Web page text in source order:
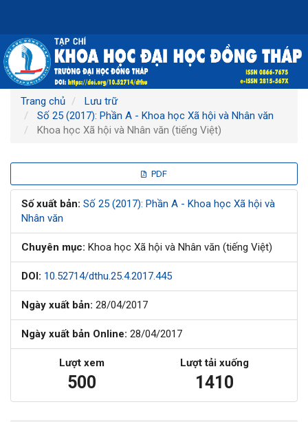
chính
Nội
dung
chính
Thanh
bên
Trang chủ
Lưu trữ
Số 25 (2017): Phần A - Khoa học Xã hội và Nhân văn
Khoa học Xã hội và Nhân văn (tiếng Việt)
bên
bài
viết
PDF
Số xuất bản: Số 25 (2017): Phần A - Khoa học Xã hội và
Nhân văn
Chuyên mục: Khoa học Xã hội và Nhân văn (tiếng Việt)
DOI: 10.52714/dthu.25.4.2017.445
Ngày xuất bản: 28/04/2017
Ngày xuất bản Online: 28/04/2017
Lượt xem
500
Lượt tải xuống
1410